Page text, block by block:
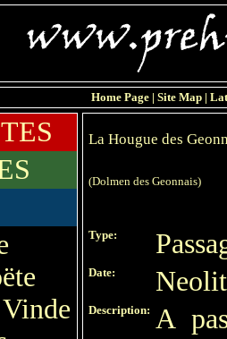
Home Page | Site Map |
La Hougue des
(Dolmen des Geonnais)
Type:
Date:
Description: A